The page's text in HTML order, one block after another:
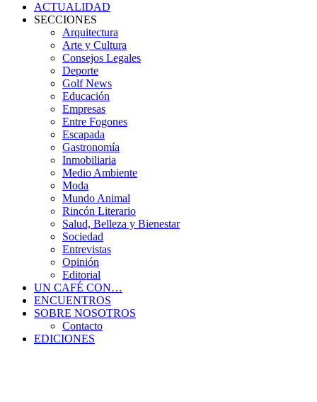
ACTUALIDAD
SECCIONES
Arquitectura
Arte y Cultura
Consejos Legales
Deporte
Golf News
Educación
Empresas
Entre Fogones
Escapada
Gastronomía
Inmobiliaria
Medio Ambiente
Moda
Mundo Animal
Rincón Literario
Salud, Belleza y Bienestar
Sociedad
Entrevistas
Opinión
Editorial
UN CAFÉ CON…
ENCUENTROS
SOBRE NOSOTROS
Contacto
EDICIONES